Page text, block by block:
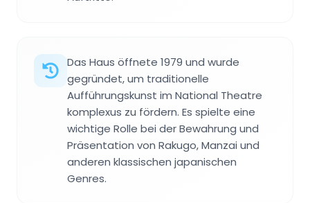
Das Haus öffnete 1979 und wurde
gegründet, um traditionelle
Aufführungskunst im National Theatre
komplexus zu fördern. Es spielte eine
wichtige Rolle bei der Bewahrung und
Präsentation von Rakugo, Manzai und
anderen klassischen japanischen
Genres.